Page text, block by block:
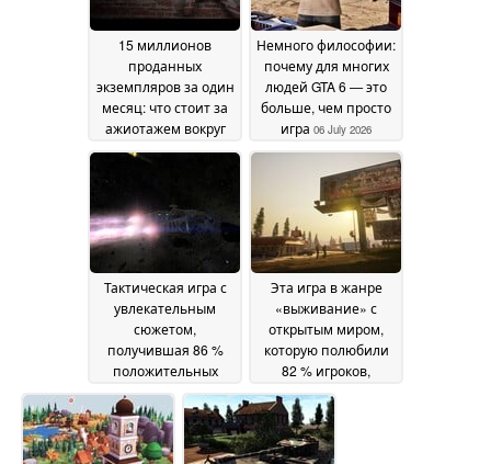
15 миллионов
проданных
экземпляров за один
месяц: что стоит за
ажиотажем вокруг
«Meccha Chameleon»
Немного философии:
почему для многих
людей GTA 6 — это
больше, чем просто
игра 06 July 2026
Тактическая игра с
увлекательным
сюжетом,
получившая 86 %
положительных
отзывов в Steam,
становится
бесплатной на
ограниченный срок
Эта игра в жанре
«выживание» с
открытым миром,
которую полюбили
82 % игроков,
продается в Steam со
скидкой 80 %
2026